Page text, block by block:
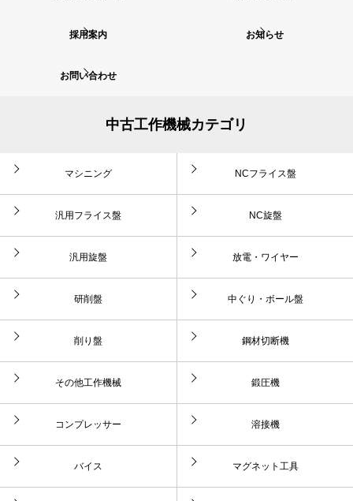
採用案内 お知らせ
お問い合わせ
中古工作機械カテゴリ
マシニング NCフライス盤
汎用フライス盤 NC旋盤
汎用旋盤 放電・ワイヤー
研削盤 中ぐり・ボール盤
削り盤 鋼材切断機
その他工作機械 鍛圧機
コンプレッサー 溶接機
バイス マグネット工具